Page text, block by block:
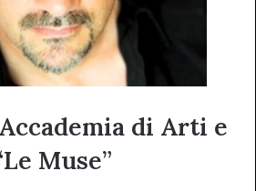
di Arti e
Muse”